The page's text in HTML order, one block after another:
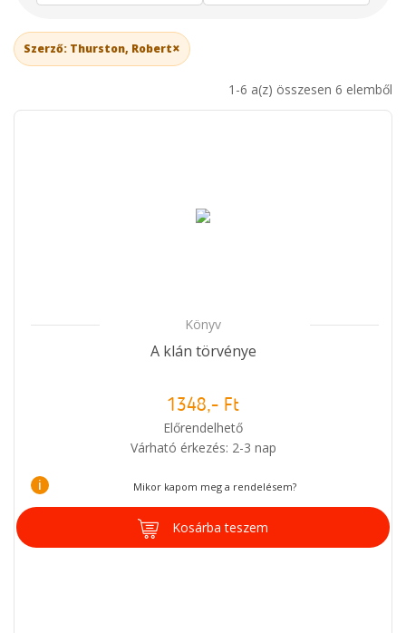
Szerző: Thurston, Robert×
1-6 a(z) összesen 6 elemből
Könyv
A klán törvénye
1348,- Ft
Előrendelhető
Várható érkezés: 2-3 nap
i Mikor kapom meg a rendelésem?
Kosárba teszem